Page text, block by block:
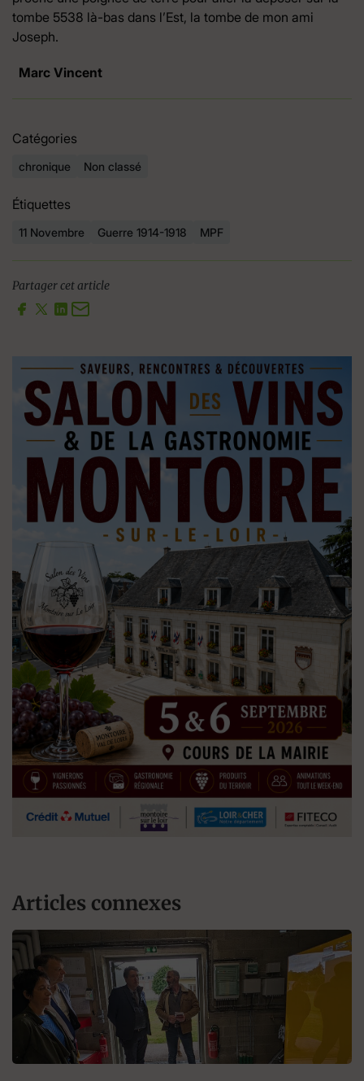
tombe 5538 là-bas dans l’Est, la tombe de mon ami
Joseph.
Marc Vincent
Catégories
chronique Non classé
Étiquettes
11 Novembre Guerre 1914-1918 MPF
Partager cet article
Articles connexes